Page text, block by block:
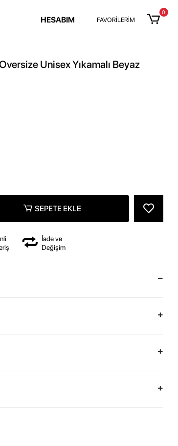
HESABIM FAVORİLERİM
0
Unisex Yıkamalı Beyaz
SEPETE EKLE
İade ve
Değişim